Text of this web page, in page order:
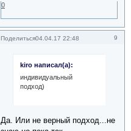
0
Поделиться 9
04.04.17 22:48
kiro написал(а):
индивидуальный
подход)
Да. Или не верный подход...не